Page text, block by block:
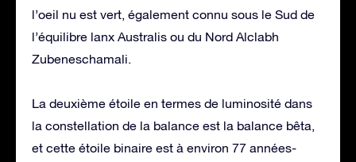
l’oeil nu est vert, également connu sous le Sud de
l’équilibre lanx Australis ou du Nord Alclabh
Zubeneschamali.
La deuxième étoile en termes de luminosité dans
la constellation de la balance est la balance bêta,
et cette étoile binaire est à environ 77 années-